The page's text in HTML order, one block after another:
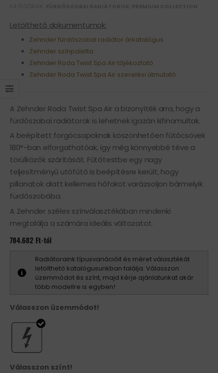
Letölthető dokumentumok:
Zehnder fürdőszobai radiátor árkatalógus
Zehnder színpaletta
Zehnder Roda Twist Spa Air tájékoztató
Zehnder Roda Twist Spa Air szerelési útmutató
A Zehnder Roda Twist Spa Air a bizonyíték arra, hogy a
fürdőszabai radiátorok is lehetnek igazán kifinomultak.
A beépített forgócsapoknak köszönhetően fűtőcsövek
180°-ban elforgathatóak, így még könnyebbé téve a
törülközők szárítását. Fűtőtestbe egy nagy
teljesítményű utófűtő is beépítésre került, hogy
pillanatok alatt kellemes hőfokot varázsoljon bármelyik
fürdőszobába.
A Zehnder széles színválasztékában mindenki
megtalálja a számára ideális változatot.
784.682 Ft-tól
Radiátoraink típusvariációit és méret választékát
letölthető katalógusunkban találja. Válasszon
üzemmódot és színt, majd kérje ajánlatunkat akár
több modellre is egyben!
Válasszon üzemmódot!
Válasszon színt!